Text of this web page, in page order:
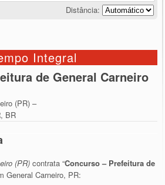
Distância:
Integral
de General Carneiro
(PR) –
, BR
(PR) contrata “Concurso – Prefeitura de
General Carneiro, PR: